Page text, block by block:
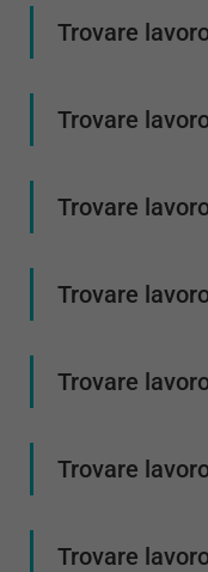
Trovare
Trovare
Trovare
Trovare
Trovare
Trovare
Trovare